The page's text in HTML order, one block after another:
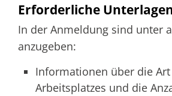
Erforderliche
In der Anmeldung sind unter
anzugeben:
Informationen über die Art
Arbeitsplatzes und die